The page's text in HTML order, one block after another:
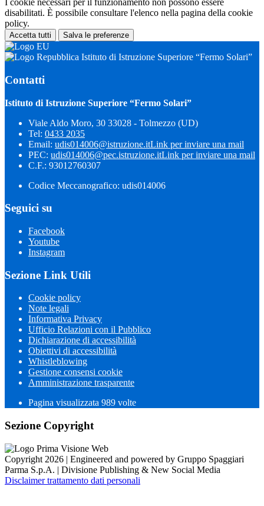
I cookie necessari per il funzionamento non possono essere
disabilitati. È possibile consultare l'elenco nella pagina della cookie
policy.
Accetta tutti Salva le preferenze
Istituto di Istruzione Superiore “Fermo Solari”
Contatti
Istituto di Istruzione Superiore “Fermo Solari”
Viale Aldo Moro, 30 33028 - Tolmezzo (UD)
Tel: 0433 2035
Email: udis014006@istruzione.itLink per inviare una mail
PEC: udis014006@pec.istruzione.itLink per inviare una mail
C.F.: 93012760307
Codice Meccanografico: udis014006
Seguici su
Facebook
Youtube
Instagram
Sezione Link Utili
Cookie policy
Note legali
Informativa Privacy
Ufficio Relazioni con il Pubblico
Dichiarazione di accessibilità
Obiettivi di accessibilità
Whistleblowing
Gestione consensi cookie
Amministrazione trasparente
Pagina visualizzata 989 volte
Sezione Copyright
Copyright 2026 | Engineered and powered by Gruppo Spaggiari
Parma S.p.A. | Divisione Publishing & New Social Media
Disclaimer trattamento dati personali